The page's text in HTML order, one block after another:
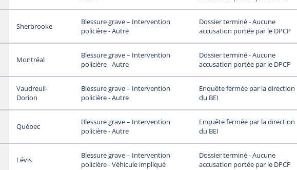
Sherbrooke
Blessure grave – Intervention
policière - Autre
Dossier terminé - Aucune
accusation portée par le DPCP
Montréal
Blessure grave – Intervention
policière - Autre
Dossier terminé - Aucune
accusation portée par le DPCP
Vaudreuil-
Dorion
Blessure grave – Intervention
policière - Autre
Enquête fermée par la direction
du BEI
Québec
Blessure grave – Intervention
policière - Autre
Enquête fermée par la direction
du BEI
Lévis
Blessure grave – Intervention
policière - Véhicule impliqué
Dossier terminé - Aucune
accusation portée par le DPCP